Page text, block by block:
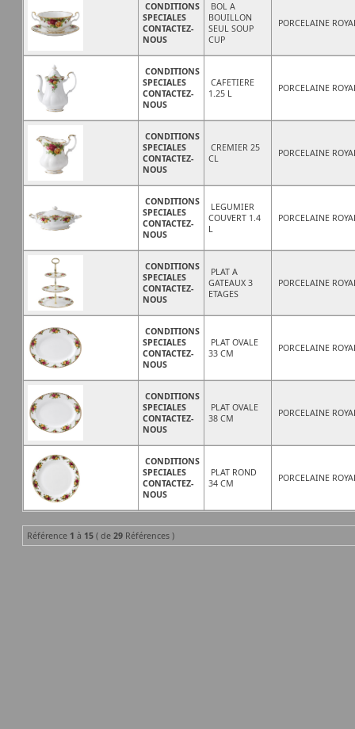
CONDITIONS
SPECIALES
CONTACTEZ-
NOUS
BOL A
BOUILLON
SEUL SOUP
CUP
PORCELAINE
CONDITIONS
SPECIALES
CONTACTEZ-
NOUS
CAFETIERE
1.25 L
PORCELAINE
CONDITIONS
SPECIALES
CONTACTEZ-
NOUS
CREMIER 25
CL
PORCELAINE
CONDITIONS
SPECIALES
CONTACTEZ-
NOUS
LEGUMIER
COUVERT 1.4
L
PORCELAINE
CONDITIONS
SPECIALES
CONTACTEZ-
NOUS
PLAT A
GATEAUX 3
ETAGES
PORCELAINE
CONDITIONS
SPECIALES
CONTACTEZ-
NOUS
PLAT OVALE
33 CM
PORCELAINE
CONDITIONS
SPECIALES
CONTACTEZ-
NOUS
PLAT OVALE
38 CM
PORCELAINE
CONDITIONS
SPECIALES
CONTACTEZ-
NOUS
PLAT ROND
34 CM
PORCELAINE
Référence 1 à 15 ( de 29 Références )